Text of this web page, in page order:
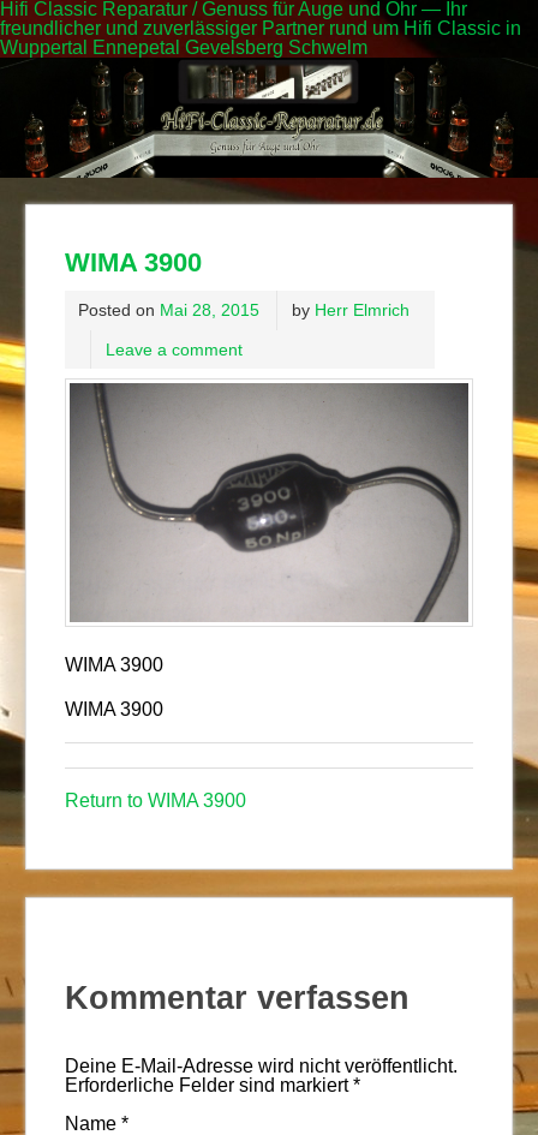
Hifi Classic Reparatur / Genuss für Auge und Ohr — Ihr
freundlicher und zuverlässiger Partner rund um Hifi Classic in
Wuppertal Ennepetal Gevelsberg Schwelm
WIMA 3900
Posted on Mai 28, 2015 by Herr Elmrich
Leave a comment
WIMA 3900
WIMA 3900
Return to WIMA 3900
Kommentar verfassen
Deine E-Mail-Adresse wird nicht veröffentlicht.
Erforderliche Felder sind markiert*
Name *